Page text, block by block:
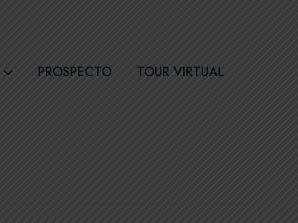
PROSPECTO TOUR VIRTUAL